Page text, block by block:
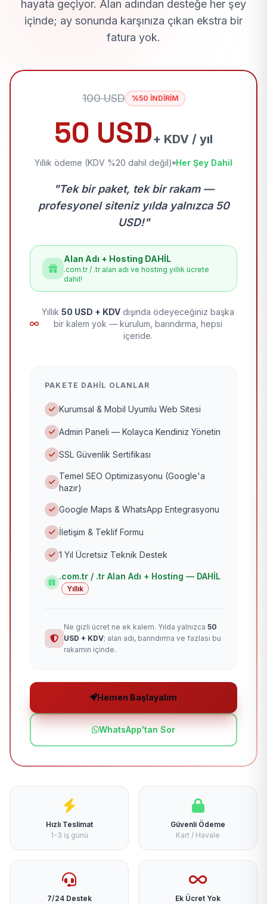
hayata geçiyor. Alan adından desteğe her şey
içinde; ay sonunda karşınıza çıkan ekstra bir
fatura yok.
100 USD %50 İNDİRİM
50 USD+ KDV / yıl
Yıllık ödeme (KDV %20 dahil değil) Her Şey Dahil
"Tek bir paket, tek bir rakam —
profesyonel siteniz yılda yalnızca 50
USD!"
Alan Adı + Hosting DAHİL
.com.tr / .tr alan adı ve hosting yıllık ücrete
dahil!
Yıllık 50 USD + KDV dışında ödeyeceğiniz başka
bir kalem yok — kurulum, barındırma, hepsi
içeride.
PAKETE DAHIL OLANLAR
Kurumsal & Mobil Uyumlu Web Sitesi
Admin Paneli — Kolayca Kendiniz Yönetin
SSL Güvenlik Sertifikası
Temel SEO Optimizasyonu (Google'a
hazır)
Google Maps & WhatsApp Entegrasyonu
İletişim & Teklif Formu
1 Yıl Ücretsiz Teknik Destek
.com.tr / .tr Alan Adı + Hosting — DAHİL
Yıllık
Ne gizli ücret ne ek kalem. Yılda yalnızca 50
USD + KDV; alan adı, barındırma ve fazlası bu
rakamın içinde.
Hemen Başlayalım
WhatsApp'tan Sor
Hızlı Teslimat
1-3 iş günü
Güvenli Ödeme
Kart / Havale
7/24 Destek
Ek Ücret Yok